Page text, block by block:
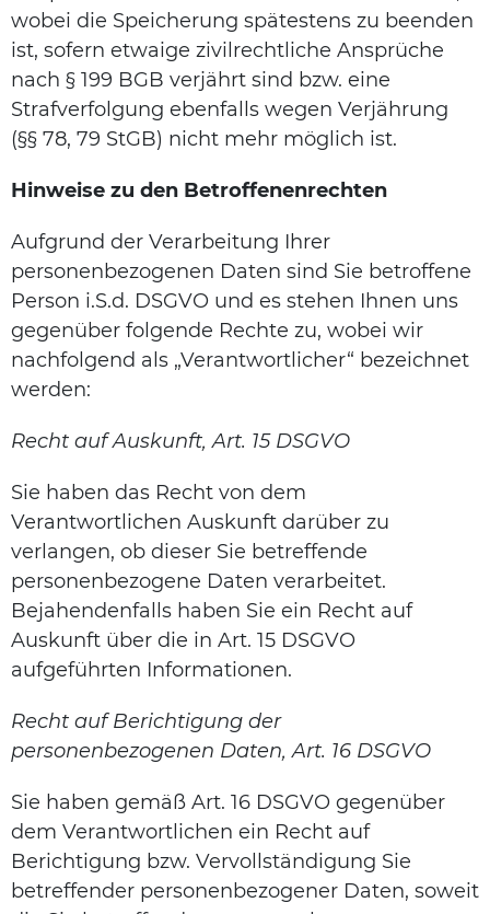
wobei die Speicherung spätestens zu beenden
ist, sofern etwaige zivilrechtliche Ansprüche
nach § 199 BGB verjährt sind bzw. eine
Strafverfolgung ebenfalls wegen Verjährung
(§§ 78, 79 StGB) nicht mehr möglich ist.
Hinweise zu den Betroffenenrechten
Aufgrund der Verarbeitung Ihrer
personenbezogenen Daten sind Sie betroffene
Person i.S.d. DSGVO und es stehen Ihnen uns
gegenüber folgende Rechte zu, wobei wir
nachfolgend als „Verantwortlicher“ bezeichnet
werden:
Recht auf Auskunft, Art. 15 DSGVO
Sie haben das Recht von dem
Verantwortlichen Auskunft darüber zu
verlangen, ob dieser Sie betreffende
personenbezogene Daten verarbeitet.
Bejahendenfalls haben Sie ein Recht auf
Auskunft über die in Art. 15 DSGVO
aufgeführten Informationen.
Recht auf Berichtigung der
personenbezogenen Daten, Art. 16 DSGVO
Sie haben gemäß Art. 16 DSGVO gegenüber
dem Verantwortlichen ein Recht auf
Berichtigung bzw. Vervollständigung Sie
betreffender personenbezogener Daten, soweit